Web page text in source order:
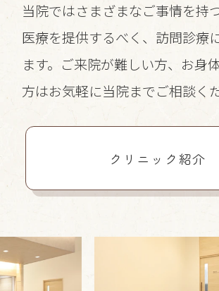
当院ではさまざまなご事情を持
医療を提供するべく、訪問診療
ます。ご来院が難しい方、お身
方はお気軽に当院までご相談く
クリニック紹介